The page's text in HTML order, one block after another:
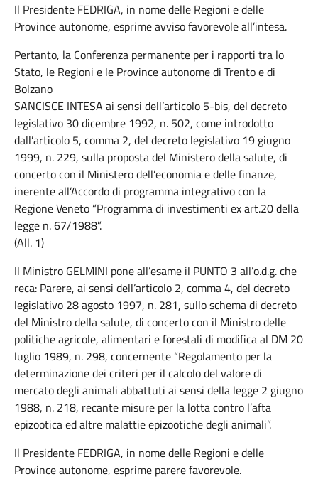
Il Presidente FEDRIGA, in nome delle Regioni e delle
Province autonome, esprime avviso favorevole all’intesa.
Pertanto, la Conferenza permanente per i rapporti tra lo
Stato, le Regioni e le Province autonome di Trento e di
Bolzano
SANCISCE INTESA ai sensi dell’articolo 5-bis, del decreto
legislativo 30 dicembre 1992, n. 502, come introdotto
dall’articolo 5, comma 2, del decreto legislativo 19 giugno
1999, n. 229, sulla proposta del Ministero della salute, di
concerto con il Ministero dell’economia e delle finanze,
inerente all’Accordo di programma integrativo con la
Regione Veneto “Programma di investimenti ex art.20 della
legge n. 67/1988”.
(All. 1)
Il Ministro GELMINI pone all’esame il PUNTO 3 all’o.d.g. che
reca: Parere, ai sensi dell’articolo 2, comma 4, del decreto
legislativo 28 agosto 1997, n. 281, sullo schema di decreto
del Ministro della salute, di concerto con il Ministro delle
politiche agricole, alimentari e forestali di modifica al DM 20
luglio 1989, n. 298, concernente “Regolamento per la
determinazione dei criteri per il calcolo del valore di
mercato degli animali abbattuti ai sensi della legge 2 giugno
1988, n. 218, recante misure per la lotta contro l’afta
epizootica ed altre malattie epizootiche degli animali”.
Il Presidente FEDRIGA, in nome delle Regioni e delle
Province autonome, esprime parere favorevole.